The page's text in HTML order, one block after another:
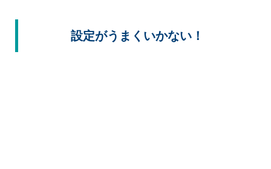
設定がうまくいかない！